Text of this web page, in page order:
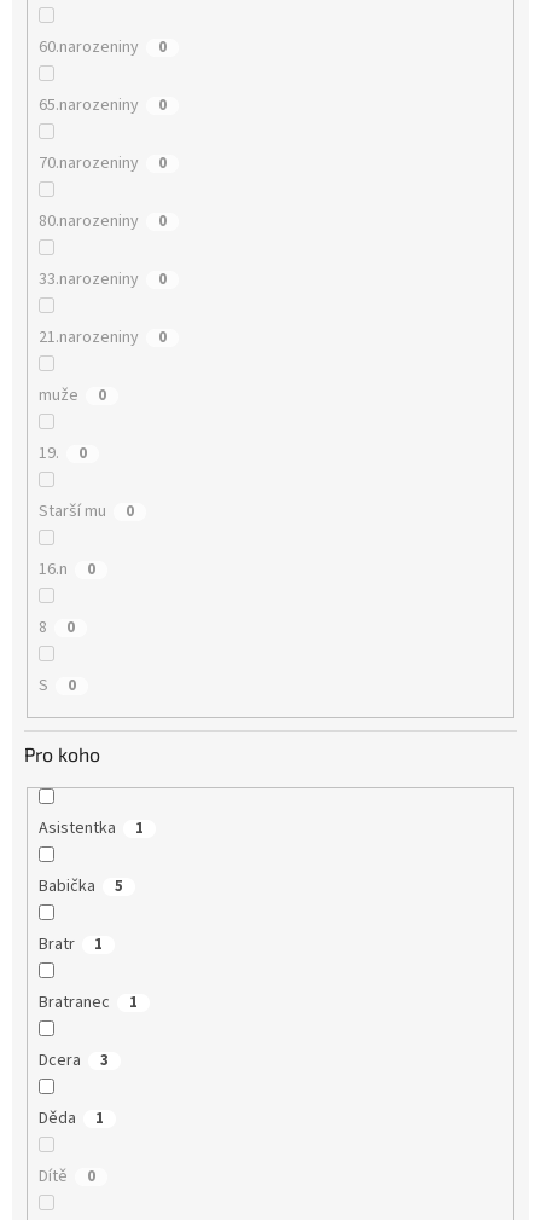
60.narozeniny 0
65.narozeniny 0
70.narozeniny 0
80.narozeniny 0
33.narozeniny 0
21.narozeniny 0
muže 0
19. 0
Starší mu 0
16.n 0
8 0
S 0
Pro koho
Asistentka 1
Babička 5
Bratr 1
Bratranec 1
Dcera 3
Děda 1
Dítě 0